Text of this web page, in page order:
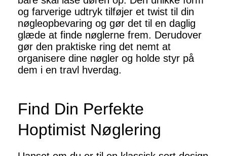
og farverige udtryk tilføjer et twist til din
nøgleopbevaring og gør det til en daglig
glæde at finde nøglerne frem. Derudover
gør den praktiske ring det nemt at
organisere dine nøgler og holde styr på
dem i en travl hverdag.
Find Din Perfekte
Hoptimist Nøglering